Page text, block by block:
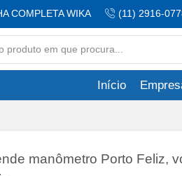
COMPLETA WIKA (11) 2916-
Início
manômetro Porto Feliz,